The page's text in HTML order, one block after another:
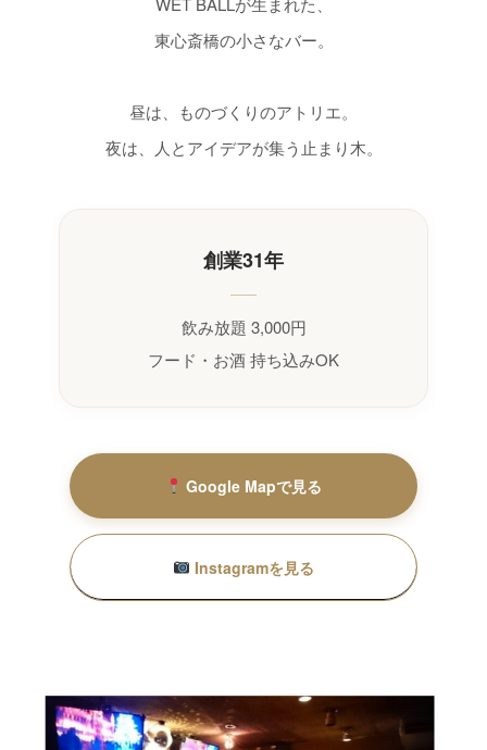
東心斎橋の小さなバー。
昼は、ものづくりのアトリエ。
夜は、人とアイデアが集う止まり木。
創業31年
飲み放題 3,000円
フード・お酒 持ち込みOK
Google Mapで見る
Instagramを見る